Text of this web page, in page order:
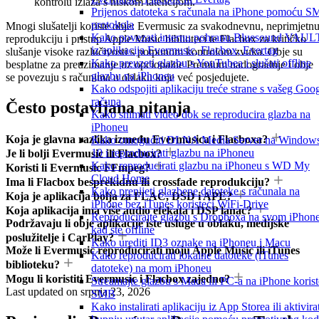
Prijenos datoteka s računala na iPhone pomoću
protokola
Kako povezati internu pohranu Bluesound
iz aplikacija Evermusic, Flacbox, Evertag
Kako preuzeti glazbu s YouTubea i slušati offline
glazbu na iPhoneu
Kako odspojiti aplikaciju treće strane s vašeg
računa
Kako snimati video dok se reproducira glazba na
iPhoneu
Kako omogućiti DLNA Media Server na
10 i reproducirati glazbu na iPhoneu
Kako reproducirati glazbu na iPhoneu s WD My
Cloud Home
Kako prenijeti glazbene datoteke s računala na
iPhone bez iTunes koristeći WiFi-Drive
Reproducirajte glazbu s Dropboxa na svom
kad ste offline
Kako urediti ID3 oznake na iPhoneu i Macu
Kako reproducirati lokalne datoteke (iTunes
datoteke) na mom iPhoneu
Streamajte glazbu s Maca ili PC-a na iPhone
SMB
Kako instalirati aplikaciju iz App Storea ili
Mnogi slušatelji koriste obje: Evermusic za svakodnevnu, neprimjetnu
reprodukciju i pristup Apple Music biblioteci te Flacbox za kritičko
slušanje visoke razlučivosti s potpunom kontrolom zvuka. Obje su
besplatne za preuzimanje uz opcionalne Premium nadogradnje i obje
se povezuju s računima u oblaku koje već posjedujete.
Često postavljana pitanja
Koja je glavna razlika između Evermusica i Flacboxa?
Je li bolji Evermusic ili Flacbox?
Koristi li Evermusic FFmpeg?
Ima li Flacbox besprekidnu ili crossfade reprodukciju?
Koja je aplikacija bolja za FLAC, DSD i APE?
Koja aplikacija ima više audio efekata i DSP lanac?
Podržavaju li obje aplikacije iste usluge u oblaku, medijske
poslužitelje i CarPlay?
Može li Evermusic reproducirati moju Apple Music ili iTunes
biblioteku?
Mogu li koristiti Evermusic i Flacbox zajedno?
Last updated on srpnja 23, 2026